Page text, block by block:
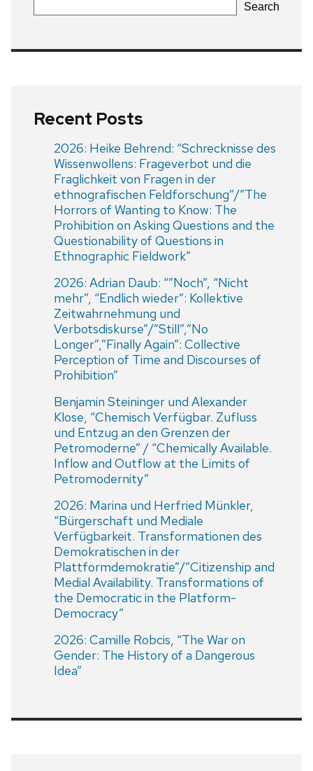
Search
Recent Posts
2026: Heike Behrend: “Schrecknisse des
Wissenwollens: Frageverbot und die
Fraglichkeit von Fragen in der
ethnografischen Feldforschung”/”The
Horrors of Wanting to Know: The
Prohibition on Asking Questions and the
Questionability of Questions in
Ethnographic Fieldwork”
2026: Adrian Daub: “”Noch”, “Nicht
mehr”, “Endlich wieder”: Kollektive
Zeitwahrnehmung und
Verbotsdiskurse”/”Still”,”No
Longer”,”Finally Again”: Collective
Perception of Time and Discourses of
Prohibition”
Benjamin Steininger und Alexander
Klose, “Chemisch Verfügbar. Zufluss
und Entzug an den Grenzen der
Petromoderne” / “Chemically Available.
Inflow and Outflow at the Limits of
Petromodernity”
2026: Marina und Herfried Münkler,
“Bürgerschaft und Mediale
Verfügbarkeit. Transformationen des
Demokratischen in der
Plattformdemokratie”/”Citizenship and
Medial Availability. Transformations of
the Democratic in the Platform-
Democracy”
2026: Camille Robcis, “The War on
Gender: The History of a Dangerous
Idea”